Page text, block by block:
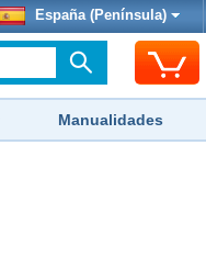
España (Península)
Manualidades